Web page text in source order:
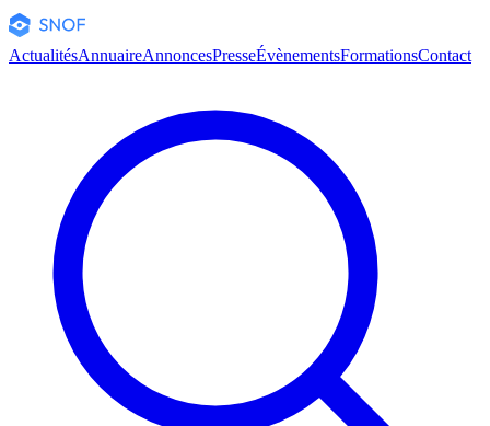
ActualitésAnnuaireAnnoncesPresseÉvènementsFormationsContact